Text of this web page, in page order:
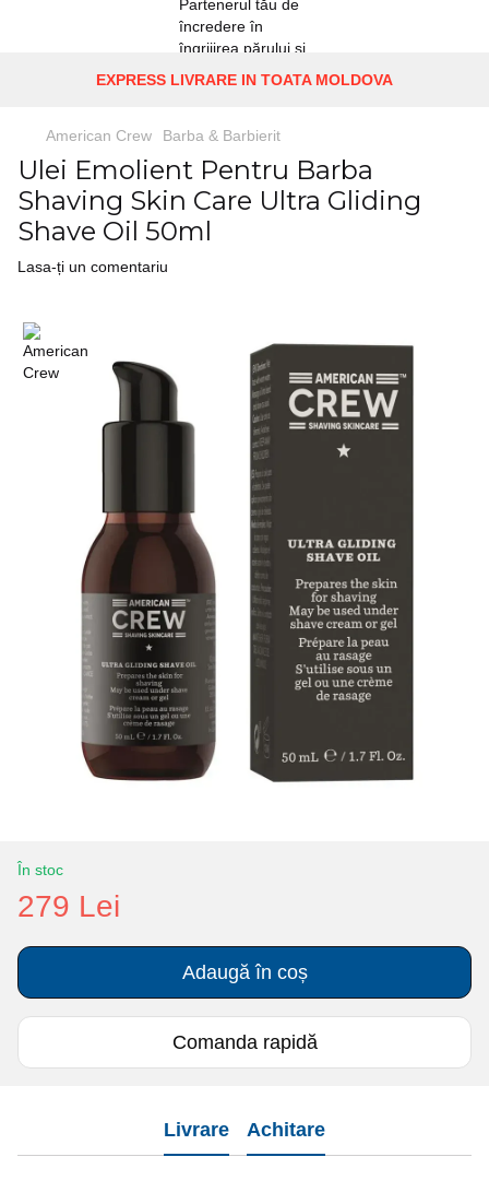
EXPRESS LIVRARE IN TOATA MOLDOVA
American Crew Barba & Barbierit
Ulei Emolient Pentru Barba
Shaving Skin Care Ultra Gliding
Shave Oil 50ml
Lasa-ți un comentariu
În stoc
279 Lei
Adaugă în coș
Comanda rapidă
Livrare Achitare